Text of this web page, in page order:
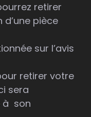
retirer
pièce
sur l’avis
retirer votre
sera
à son